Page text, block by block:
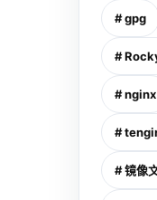
# gpg
#
# nginx
#
# 镜像